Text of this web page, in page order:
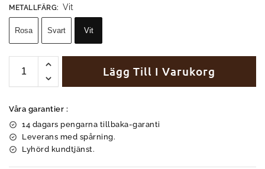
METALLFÄRG: Vit
Rosa Svart Vit
Lägg Till I Varukorg
Våra garantier :
14 dagars pengarna tillbaka-garanti
Leverans med spårning.
Lyhörd kundtjänst.